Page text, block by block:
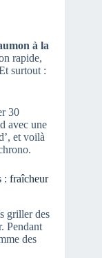
à la
rapide,
surtout :
30
avec une
, et voilà
: fraîcheur
griller des
Pendant
des